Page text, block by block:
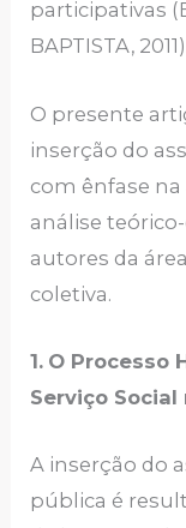
participativas
BAPTISTA,
O presente
inserção do
com ênfase
análise
autores da
coletiva.
1. O Processo
Serviço Social
A inserção do
pública é